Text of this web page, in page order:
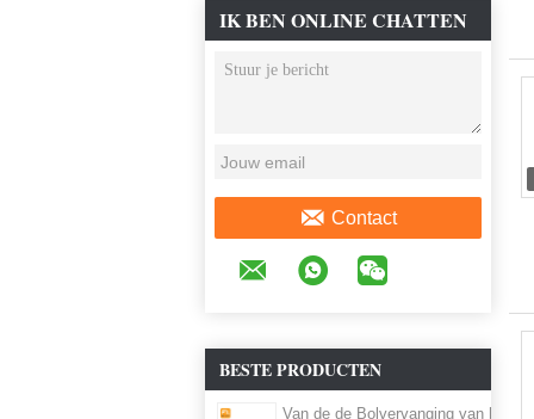
IK BEN ONLINE CHATTEN
NU
Contact
BESTE PRODUCTEN
Van de de Bolvervanging van het